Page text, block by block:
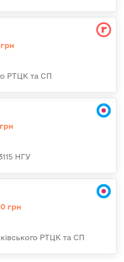
РТЦК та СП
НГУ
грн
РТЦК та СП